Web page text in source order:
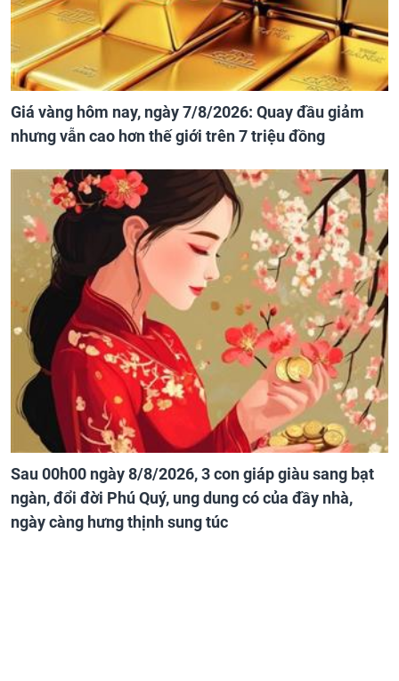
Giá vàng hôm nay, ngày 7/8/2026: Quay đầu giảm
nhưng vẫn cao hơn thế giới trên 7 triệu đồng
Sau 00h00 ngày 8/8/2026, 3 con giáp giàu sang bạt
ngàn, đổi đời Phú Quý, ung dung có của đầy nhà,
ngày càng hưng thịnh sung túc